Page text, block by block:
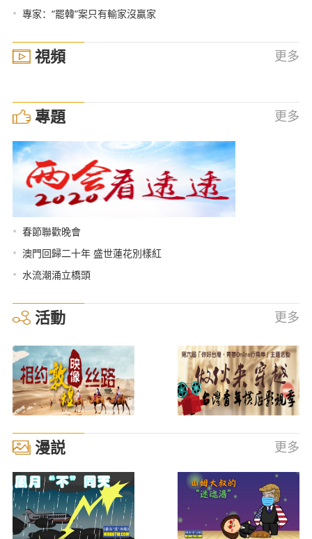
• 專家：“罷韓”案只有輸家沒贏家
視頻 更多
專題 更多
• 春節聯歡晚會
• 澳門回歸二十年 盛世蓮花別樣紅
• 水流潮涌立橋頭
活動 更多
漫説 更多